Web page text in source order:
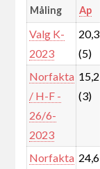
Måling Ap
Valg K-
2023
20,3
(5)
Norfakta
/ H-F -
26/6-
2023
15,2
(3)
Norfakta 24,6